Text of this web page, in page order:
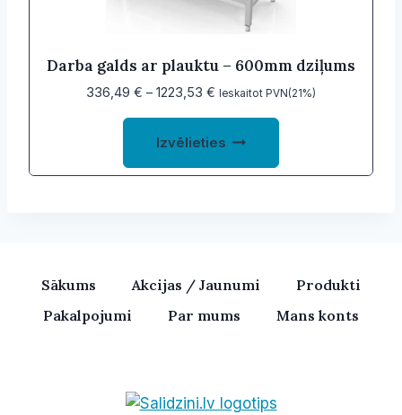
product
page
Darba galds ar plauktu – 600mm dziļums
336,49 € – 1223,53 € Price
1223,53 €
Ieskaitot PVN(21%)
Izvēlieties
has
be
Sākums Akcijas / Jaunumi
Produkti
Pakalpojumi
Par mums Mans konts